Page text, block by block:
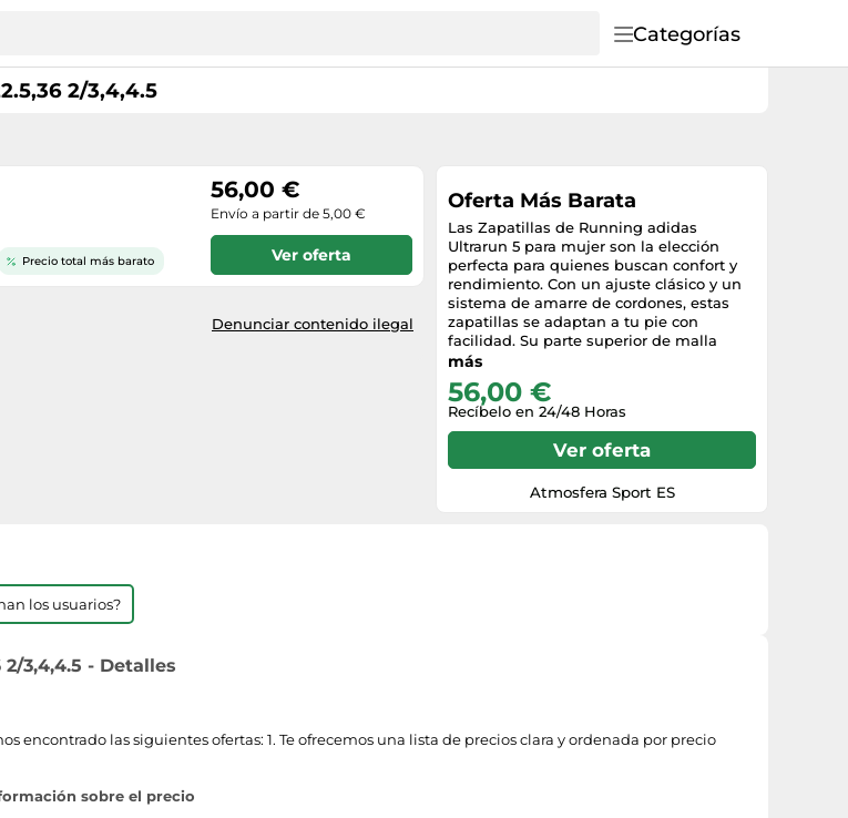
Categorías
2/3,4,4.5
Precio total más barato
56,00 €
Envío a partir de 5,00 €
Ver oferta
Denunciar contenido ilegal
Oferta Más Barata
Las Zapatillas de Running adidas
Ultrarun 5 para mujer son la elección
perfecta para quienes buscan confort y
rendimiento. Con un ajuste clásico y un
sistema de amarre de cordones, estas
zapatillas se adaptan a tu pie con
facilidad. Su parte superior de malla
permite una excelente transpiración,
cada carrera. El forro interno textil y la
plantilla OrthoLite® proporcionan una
comodidad excepcional, mientras que la
mediasuela cuenta con la innovadora
tecnología Bounce 2.0 y Cloudfoam, que
ofrecen una amortiguación suave y una
más
56,00 €
Recíbelo en 24/48 Horas
Ver oferta
Atmosfera Sport ES
los usuarios?
3,4,4.5 - Detalles
encontrado las siguientes ofertas: 1. Te ofrecemos una lista de precios clara y ordenada por precio
sobre el precio